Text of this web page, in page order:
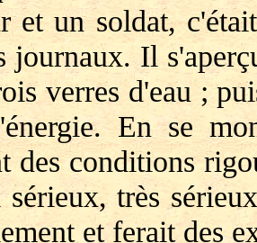
et un soldat,
journaux. Il
verres d'eau ;
En se
des conditions
très
et ferait des